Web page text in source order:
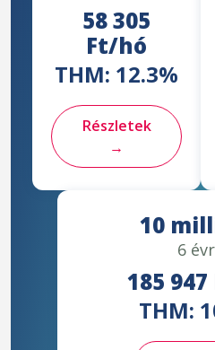
58 305
Ft/hó
THM: 12.3%
Részletek
→
10
6
185
THM: